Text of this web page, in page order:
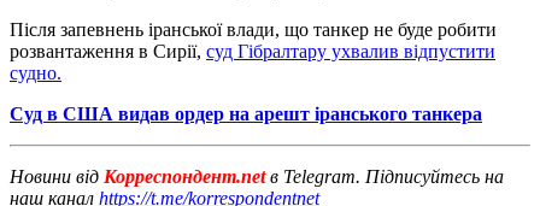
Після запевнень іранської влади, що танкер не буде робити
розвантаження в Сирії, суд Гібралтару ухвалив відпустити
судно.
Суд в США видав ордер на арешт іранського танкера
Новини від Корреспондент.netв Telegram. Підписуйтесь на
наш канал https://t.me/korrespondentnet